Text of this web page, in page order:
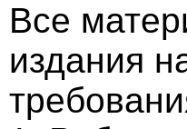
Все
издания